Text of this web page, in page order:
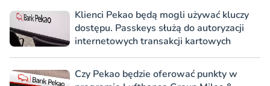
Klienci Pekao będą mogli używać kluczy
dostępu. Passkeys służą do autoryzacji
internetowych transakcji kartowych
Czy Pekao będzie oferować punkty w